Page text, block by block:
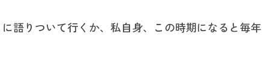
語りついて行くか、私自身、この時期になると毎年